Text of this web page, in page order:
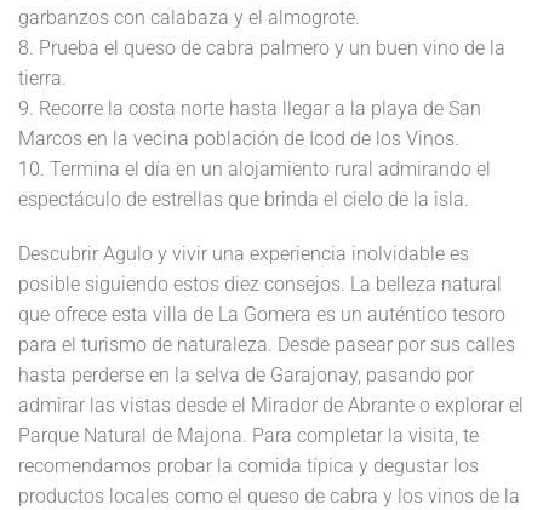
garbanzos con calabaza y el almogrote.
8. Prueba el queso de cabra palmero y un buen vino de la
tierra.
9. Recorre la costa norte hasta llegar a la playa de San
Marcos en la vecina población de Icod de los Vinos.
10. Termina el día en un alojamiento rural admirando el
espectáculo de estrellas que brinda el cielo de la isla.
Descubrir Agulo y vivir una experiencia inolvidable es
posible siguiendo estos diez consejos. La belleza natural
que ofrece esta villa de La Gomera es un auténtico tesoro
para el turismo de naturaleza. Desde pasear por sus calles
hasta perderse en la selva de Garajonay, pasando por
admirar las vistas desde el Mirador de Abrante o explorar el
Parque Natural de Majona. Para completar la visita, te
recomendamos probar la comida típica y degustar los
productos locales como el queso de cabra y los vinos de la